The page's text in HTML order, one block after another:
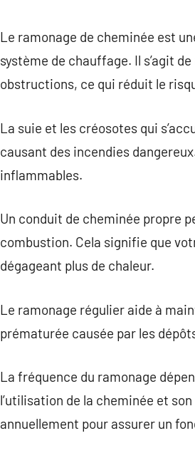
Le ramonage de cheminée est
système de chauffage. Il s’agit
obstructions, ce qui réduit le
La suie et les créosotes qui
causant des incendies
inflammables.
Un conduit de cheminée propre
combustion. Cela signifie que
dégageant plus de chaleur.
Le ramonage régulier aide à
prématurée causée par les
La fréquence du ramonage
l’utilisation de la cheminée et
annuellement pour assurer un